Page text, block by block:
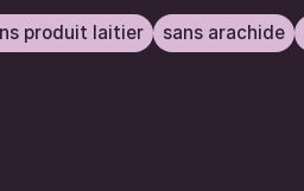
produit laitier sans arachide